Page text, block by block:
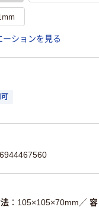
ションを見る
105×105×70mm ／ 容